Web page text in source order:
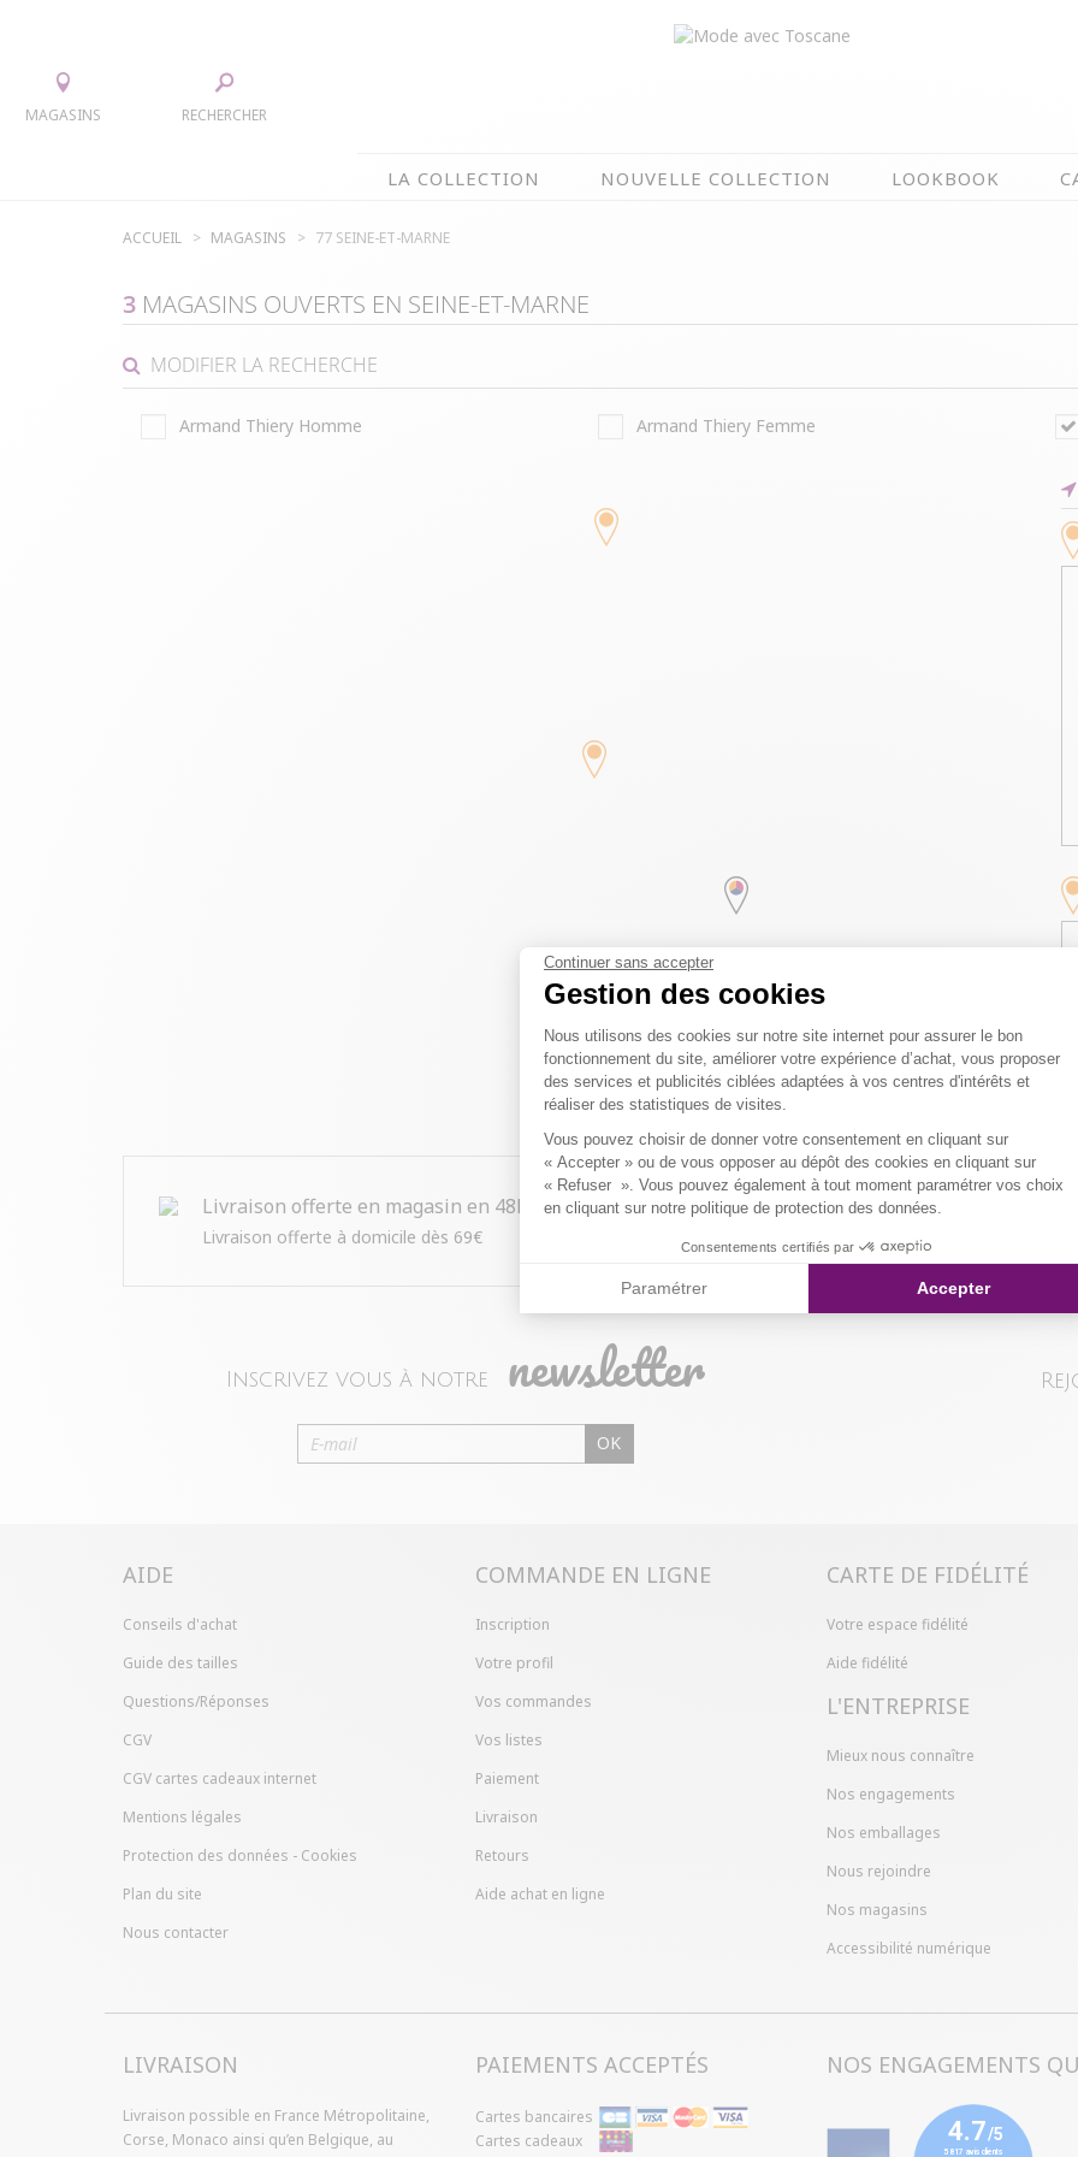
Continuer sans accepter
Gestion des cookies
Plateforme de Gestion du
Nous utilisons des cookies sur notre site internet pour assurer le bon
fonctionnement du site, améliorer votre expérience d’achat, vous proposer
des services et publicités ciblées adaptées à vos centres d'intérêts et
réaliser des statistiques de visites.
Vous pouvez choisir de donner votre consentement en cliquant sur
« Accepter » ou de vous opposer au dépôt des cookies en cliquant sur
« Refuser ». Vous pouvez également à tout moment paramétrer vos choix
en cliquant sur notre politique de protection des données.
Consentements certifiés par
Paramétrer Accepter
MAGASINS RECHERCHER
LA COLLECTION NOUVELLE COLLECTION LOOKBOOK
LA COLLECTION
CHEMISIERS & TUNIQUES
PULLS & CARDIGANS
PANTALONS
ACCESSOIRES
NOUVELLE COLLECTION
ACCUEIL MAGASINS 77 SEINE-ET-MARNE
3 MAGASINS OUVERTS EN SEINE-ET-MARNE
MODIFIER LA RECHERCHE
ou
Armand Thiery Homme Armand Thiery Femme
Livraison offerte en magasin en 48h
Livraison offerte à domicile dès 69€
Retour gratuit en magasin
Inscrivez vous à notre newsletter
OK
AIDE
Conseils d'achat
Guide des tailles
Questions/Réponses
CGV
CGV cartes cadeaux internet
Mentions légales
Protection des données - Cookies
Plan du site
Nous contacter
COMMANDE EN LIGNE
Inscription
Votre profil
Vos commandes
Vos listes
Paiement
Livraison
Retours
Aide achat en ligne
CARTE DE FIDÉLITÉ
Votre espace fidélité
Aide fidélité
L'ENTREPRISE
Mieux nous connaître
Nos engagements
Nos emballages
Nous rejoindre
Nos magasins
Accessibilité numérique
LIVRAISON
Livraison possible en France Métropolitaine,
Corse, Monaco ainsi qu’en Belgique, au
PAIEMENTS ACCEPTÉS
Cartes bancaires
Cartes cadeaux
NOS ENGAGEMENTS